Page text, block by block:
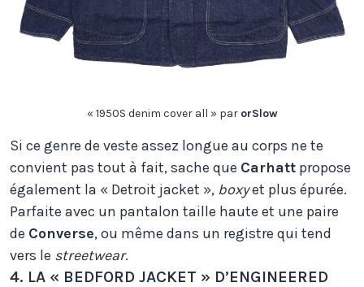
« 1950S denim cover all » par orSlow
Si ce genre de veste assez longue au corps ne te
convient pas tout à fait, sache que Carhatt propose
également la « Detroit jacket », boxyet plus épurée.
Parfaite avec un pantalon taille haute et une paire
de Converse, ou même dans un registre qui tend
vers le streetwear.
4. LA « BEDFORD JACKET » D’ENGINEERED